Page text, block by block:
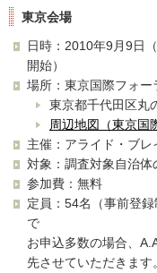
東京会場
日時：2010年9月9日
開始）
場所：東京国際フォ
東京都千代田区丸
周辺地図（東京国
主催：アライド・ブレ
対象：調査対象自治体
参加費：無料
定員：54名（事前登
で
お申込多数の場合、
先させていただきます。